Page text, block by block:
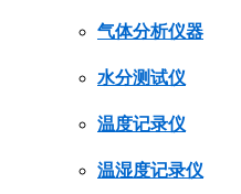
气体分析仪器
水分测试仪
温度记录仪
温湿度记录仪